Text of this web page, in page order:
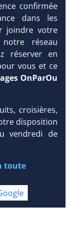
DEMANDE
confirmée
dans les
joindre votre
notre réseau
réserver en
vous et ce
OnParOu
croisières,
disposition
vendredi de
toute